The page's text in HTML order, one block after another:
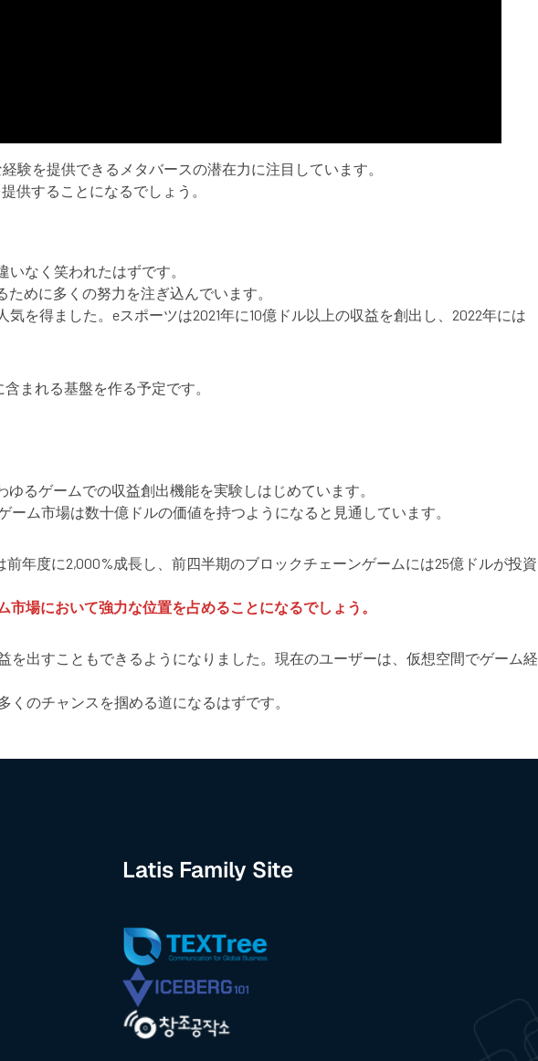
験を提供できるメタバースの潜在力に注目しています。
供することになるでしょう。
なく笑われたはずです。
めに多くの努力を注ぎ込んでいます。
を得ました。eスポーツは2021年に10億ドル以上の収益を創出し、2022年には
まれる基盤を作る予定です。
るゲームでの収益創出機能を実験しはじめています。
ム市場は数十億ドルの価値を持つようになると見通しています。
年度に2,000%成長し、前四半期のブロックチェーンゲームには25億ドルが投資
場において強力な位置を占めることになるでしょう。
出すこともできるようになりました。現在のユーザーは、仮想空間でゲーム経
のチャンスを掴める道になるはずです。
Latis Family Site